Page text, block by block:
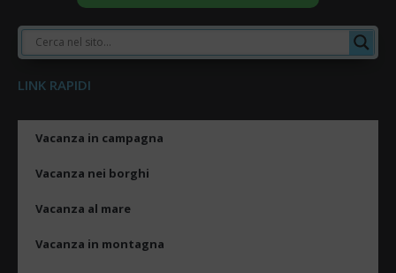
LINK RAPIDI
Vacanza in campagna
Vacanza nei borghi
Vacanza al mare
Vacanza in montagna